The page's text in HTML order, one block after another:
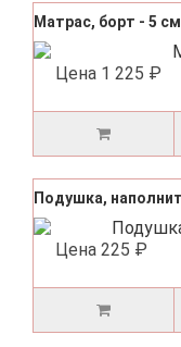
Матрас, борт - 5 см
Цена 1 225 ₽
Подушка,
Цена 225 ₽